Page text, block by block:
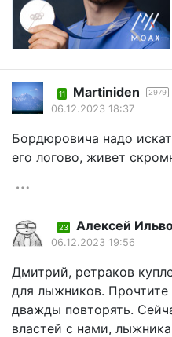
11 Martiniden 2979
06.12.2023 18:37
Бордюровича надо
его логово, живет
23 Алексей
06.12.2023 19:56
Дмитрий, ретраков
для лыжников.
дважды повторять.
властей с нами,